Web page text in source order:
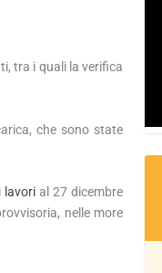
tra i quali la verifica
che sono state
lavori al 27 dicembre
nelle more